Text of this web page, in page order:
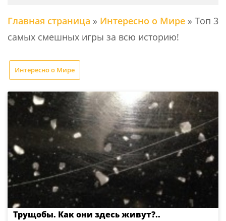
Главная страница » Интересно о Мире » Топ 3
самых смешных игры за всю историю!
Интересно о Мире
Трущобы. Как они здесь живут?..